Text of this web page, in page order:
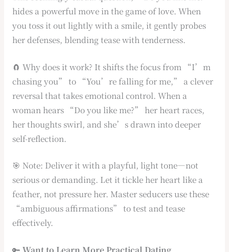
hides a powerful move in the game of love. When
you toss it out lightly with a smile, it gently probes
her defenses, blending tease with tenderness.
🧲 Why does it work? It shifts the focus from “I’m
chasing you” to “You’re falling for me,” a clever
reversal that takes emotional control. When a
woman hears “Do you like me?” her heart races,
her thoughts swirl, and she’s drawn into deeper
self-reflection.
🎯 Note: Deliver it with a playful, light tone—not
serious or demanding. Let it tickle her heart like a
feather, not pressure her. Master seducers use these
“ambiguous affirmations” to test and tease
effectively.
🔑 Want to Learn More Practical Dating